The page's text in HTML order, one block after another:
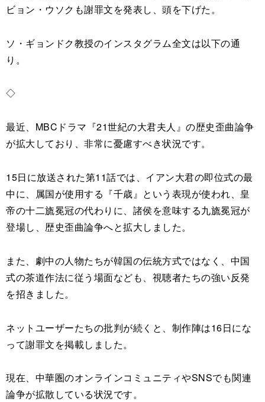
ビョン・ウソクも謝罪文を発表し、頭を下げた。
ソ・ギョンドク教授のインスタグラム全文は以下の通
り。
◇
最近、MBCドラマ『21世紀の大君夫人』の歴史歪曲論争
が拡大しており、非常に憂慮すべき状況です。
15日に放送された第11話では、イアン大君の即位式の最
中に、属国が使用する『千歳』という表現が使われ、皇
帝の十二旒冕冠の代わりに、諸侯を意味する九旒冕冠が
登場し、歴史歪曲論争へと拡大しました。
また、劇中の人物たちが韓国の伝統方式ではなく、中国
式の茶道作法に従う場面なども、視聴者たちの強い反発
を招きました。
ネットユーザーたちの批判が続くと、制作陣は16日にな
って謝罪文を掲載しました。
現在、中華圏のオンラインコミュニティやSNSでも関連
論争が拡散している状況です。